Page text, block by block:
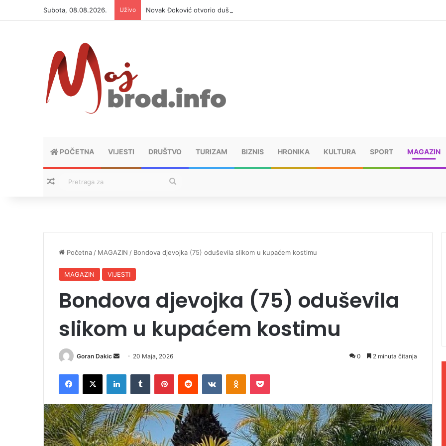
Subota, 08.08.2026. Uživo Novak Đoković otvorio dušu: “Taj poraz me uništio”
POČETNA VIJESTI DRUŠTVO TURIZAM BIZNIS HRONIKA KULTURA SPORT MAGAZIN
Nasumični tekstovi
Početna/ MAGAZIN / Bondova djevojka (75) oduševila slikom u kupaćem kostimu
MAGAZIN VIJESTI
Bondova djevojka (75) oduševila
slikom u kupaćem kostimu
Goran Dakic
a
n
e
m
20 Maja, 2026 0 2 minuta čitanja